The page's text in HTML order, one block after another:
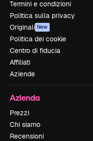
Termini e condizioni
Politica sulla privacy
Originali New
Politica dei cookie
Centro di fiducia
Affiliati
Aziende
Azienda
Prezzi
Chi siamo
Recensioni